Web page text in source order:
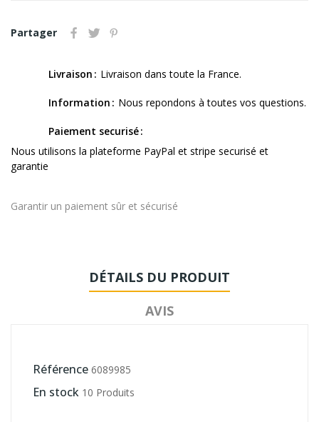
Partager
Livraison Livraison dans toute la France.
Information Nous repondons à toutes vos questions.
Paiement securisé
Nous utilisons la plateforme PayPal et stripe securisé et
garantie
Garantir un paiement sûr et sécurisé
DÉTAILS DU PRODUIT
AVIS
Référence 6089985
En stock 10 Produits